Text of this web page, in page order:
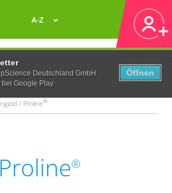
Deutschland GmbH
bei Google Play
Öffnen
A-Z
/ Proline®
Proline®